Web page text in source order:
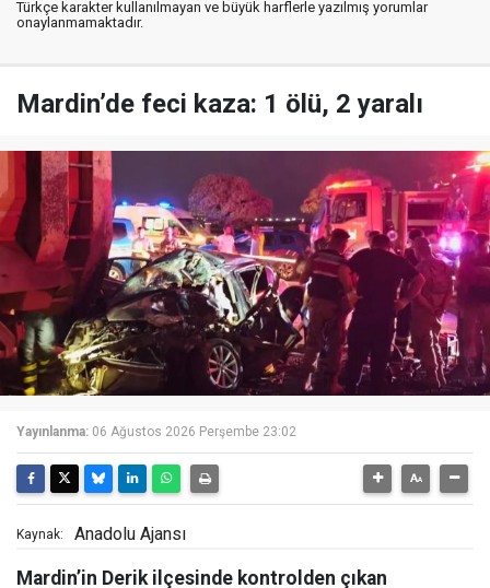
Türkçe karakter kullanılmayan ve büyük harflerle yazılmış yorumlar
onaylanmamaktadır.
Mardin’de feci kaza: 1 ölü, 2 yaralı
Yayınlanma: 06 Ağustos 2026 Perşembe 23:02
Kaynak: Anadolu Ajansı
Mardin’in Derik ilçesinde kontrolden çıkan